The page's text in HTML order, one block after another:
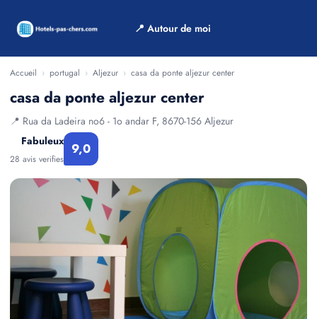
📍 Autour de moi
Accueil › portugal › Aljezur › casa da ponte aljezur center
casa da ponte aljezur center
📍 Rua da Ladeira no6 - 1o andar F, 8670-156 Aljezur
Fabuleux
28 avis verifies
9,0